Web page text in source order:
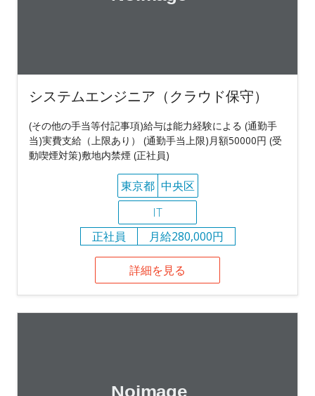
システムエンジニア（クラウド保守）
(その他の手当等付記事項)給与は能力経験による (通勤手
当)実費支給（上限あり） (通勤手当上限)月額50000円 (受
動喫煙対策)敷地内禁煙 (正社員)
東京都 中央区
IT
正社員
月給280,000円
詳細を見る